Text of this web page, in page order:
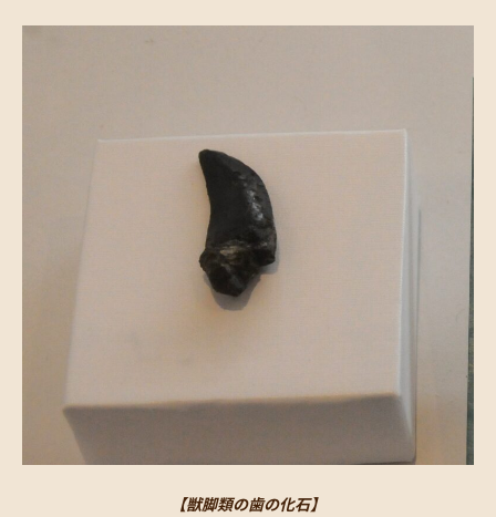
【獣脚類の歯の化石】